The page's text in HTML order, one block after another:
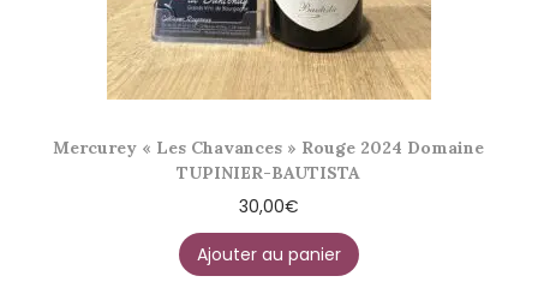
Mercurey « Les Chavances » Rouge 2024 Domaine
TUPINIER-BAUTISTA
30,00€
Ajouter au panier